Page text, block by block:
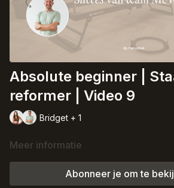
Absolute beginner |
reformer | Video 9
Bridget + 1
Meer informatie
Abonneer je om te